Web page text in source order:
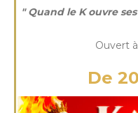
" Quand le K ouvre
Ouvert
De